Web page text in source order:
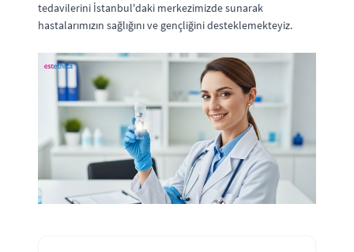
tedavilerini İstanbul'daki merkezimizde sunarak
hastalarımızın sağlığını ve gençliğini desteklemekteyiz.